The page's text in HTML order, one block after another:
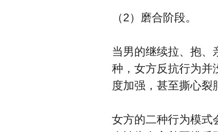
（2）磨合阶段。
当男的继续拉、抱、
种，女方反抗行为并
度加强，甚至撕心裂
女方的二种行为模式